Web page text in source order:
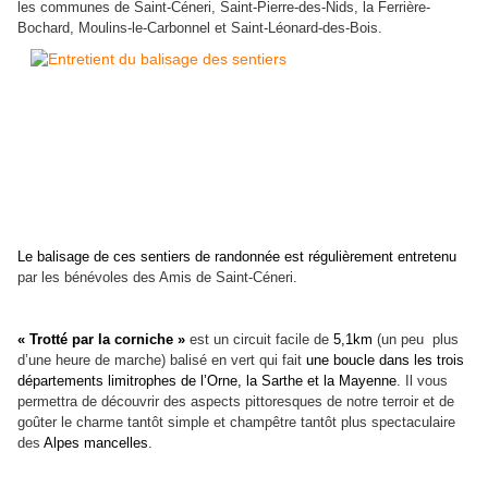
les communes de Saint-Céneri, Saint-Pierre-des-Nids, la Ferrière-
Bochard, Moulins-le-Carbonnel et Saint-Léonard-des-Bois.
Le balisage de ces sentiers de randonnée est régulièrement entretenu
par les bénévoles des Amis de Saint-Céneri.
« Trotté par la corniche » est un circuit facile de 5,1km (un peu plus
d’une heure de marche) balisé en vert qui fait une boucle dans les trois
départements limitrophes de l’Orne, la Sarthe et la Mayenne. Il vous
permettra de découvrir des aspects pittoresques de notre terroir et de
goûter le charme tantôt simple et champêtre tantôt plus spectaculaire
des Alpes mancelles.